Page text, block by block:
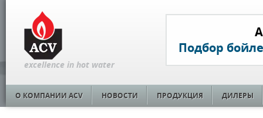
excellence in hot water
Подбор
О КОМПАНИИ ACV НОВОСТИ ПРОДУКЦИЯ ДИЛЕРЫ